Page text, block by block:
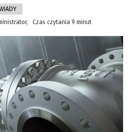
Czas czytania 9 minut